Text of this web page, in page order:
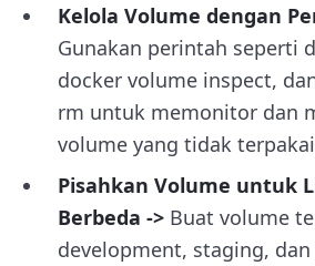
Kelola Volume dengan
Gunakan perintah seperti
docker volume inspect,
rm untuk memonitor dan
volume yang tidak
Pisahkan Volume untuk
Berbeda -> Buat volume
development, staging,